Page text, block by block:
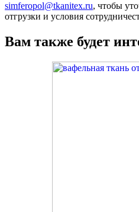
simferopol@tkanitex.ru, чтобы
отгрузки и условия
Вам также будет